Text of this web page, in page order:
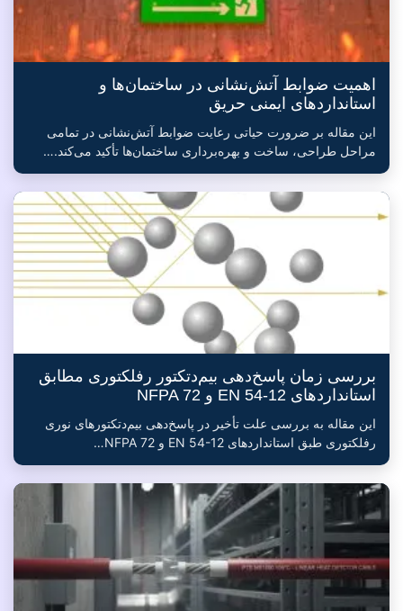
اهمیت ضوابط آتش‌نشانی در ساختمان‌ها و
استانداردهای ایمنی حریق
این مقاله بر ضرورت حیاتی رعایت ضوابط آتش‌نشانی در تمامی
مراحل طراحی، ساخت و بهره‌برداری ساختمان‌ها تأکید می‌کند.…
بررسی زمان پاسخ‌دهی بیم‌دتکتور رفلکتوری مطابق
استانداردهای EN 54-12 و NFPA 72
این مقاله به بررسی علت تأخیر در پاسخ‌دهی بیم‌دتکتورهای نوری
رفلکتوری طبق استانداردهای EN 54-12 و NFPA 72…